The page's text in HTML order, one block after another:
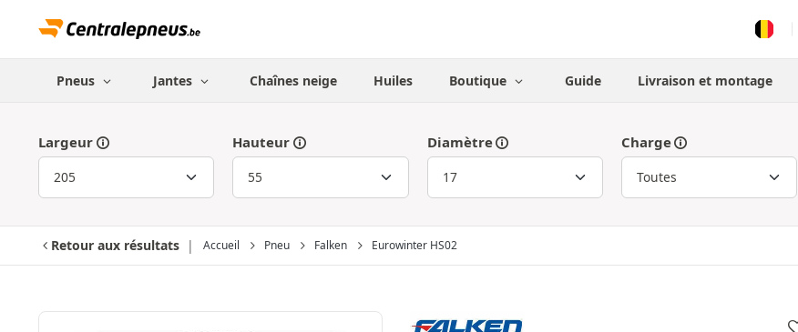
Pneus Jantes Chaînes neige Huiles Boutique Guide Livraison et montage
Largeur Hauteur Diamètre Charge
Retour aux résultats Accueil Pneu Falken Eurowinter HS02